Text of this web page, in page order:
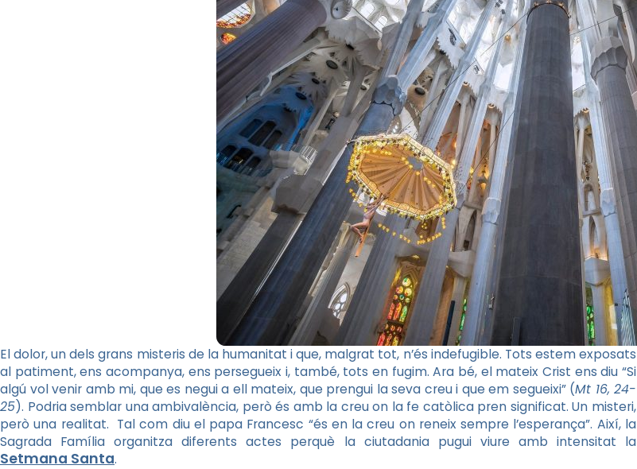
El dolor, un dels grans misteris de la humanitat i que, malgrat tot, n’és indefugible. Tots estem exposats
al patiment, ens acompanya, ens persegueix i, també, tots en fugim. Ara bé, el mateix Crist ens diu “Si
algú vol venir amb mi, que es negui a ell mateix, que prengui la seva creu i que em segueixi” (Mt 16, 24-
25). Podria semblar una ambivalència, però és amb la creu on la fe catòlica pren significat. Un misteri,
però una realitat. Tal com diu el papa Francesc “és en la creu on reneix sempre l’esperança”. Així, la
Sagrada Família organitza diferents actes perquè la ciutadania pugui viure amb intensitat la
Setmana Santa.